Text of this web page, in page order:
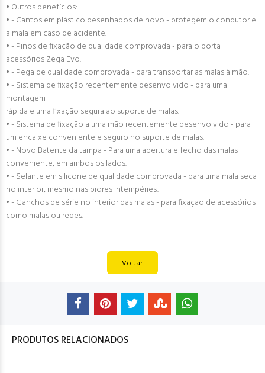
• Outros benefícios:
• - Cantos em plástico desenhados de novo - protegem o condutor e
a mala em caso de acidente.
• - Pinos de fixação de qualidade comprovada - para o porta
acessórios Zega Evo.
• - Pega de qualidade comprovada - para transportar as malas à mão.
• - Sistema de fixação recentemente desenvolvido - para uma
montagem
rápida e uma fixação segura ao suporte de malas.
• - Sistema de fixação a uma mão recentemente desenvolvido - para
um encaixe conveniente e seguro no suporte de malas.
• - Novo Batente da tampa - Para uma abertura e fecho das malas
conveniente, em ambos os lados.
• - Selante em silicone de qualidade comprovada - para uma mala seca
no interior, mesmo nas piores intempéries..
• - Ganchos de série no interior das malas - para fixação de acessórios
como malas ou redes.
Voltar
PRODUTOS RELACIONADOS